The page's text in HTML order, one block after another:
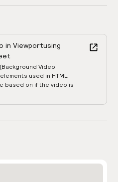
in Viewportusing
Video
used in HTML
based on if the video is